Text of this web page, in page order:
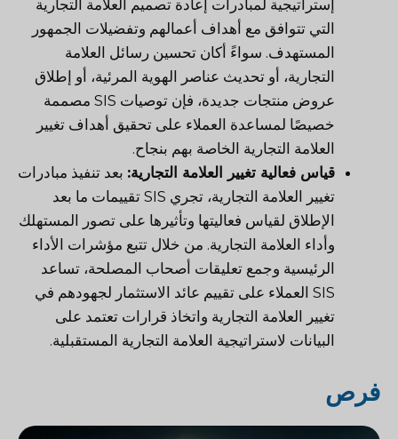
إستراتيجية لمبادرات إعادة تصميم العلامة التجارية
التي تتوافق مع أهداف أعمالهم وتفضيلات الجمهور
المستهدف. سواءً أكان تحسين رسائل العلامة
التجارية، أو تحديث عناصر الهوية المرئية، أو إطلاق
عروض منتجات جديدة، فإن توصيات SIS مصممة
خصيصًا لمساعدة العملاء على تحقيق أهداف تغيير
العلامة التجارية الخاصة بهم بنجاح.
قياس فعالية تغيير العلامة التجارية: بعد تنفيذ مبادرات
تغيير العلامة التجارية، تجري SIS تقييمات ما بعد
الإطلاق لقياس فعاليتها وتأثيرها على تصور المستهلك
وأداء العلامة التجارية. من خلال تتبع مؤشرات الأداء
الرئيسية وجمع تعليقات أصحاب المصلحة، تساعد
SIS العملاء على تقييم عائد الاستثمار لجهودهم في
تغيير العلامة التجارية واتخاذ قرارات تعتمد على
البيانات لاستراتيجية العلامة التجارية المستقبلية.
فرص